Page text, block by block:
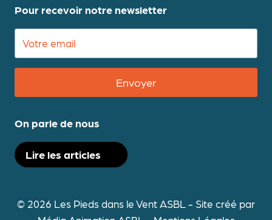
Pour recevoir notre newsletter
Envoyer
On parle de nous
Lire les articles
© 2026 Les Pieds dans le Vent ASBL - Site créé par